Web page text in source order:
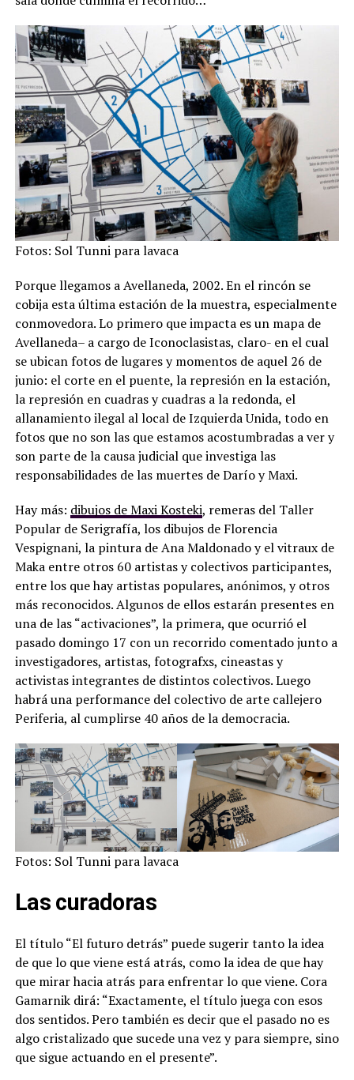
Fotos: Sol Tunni para lavaca
Porque llegamos a Avellaneda, 2002. En el rincón se
cobija esta última estación de la muestra, especialmente
conmovedora. Lo primero que impacta es un mapa de
Avellaneda– a cargo de Iconoclasistas, claro- en el cual
se ubican fotos de lugares y momentos de aquel 26 de
junio: el corte en el puente, la represión en la estación,
la represión en cuadras y cuadras a la redonda, el
allanamiento ilegal al local de Izquierda Unida, todo en
fotos que no son las que estamos acostumbradas a ver y
son parte de la causa judicial que investiga las
responsabilidades de las muertes de Darío y Maxi.
Hay más: dibujos de Maxi Kosteki, remeras del Taller
Popular de Serigrafía, los dibujos de Florencia
Vespignani, la pintura de Ana Maldonado y el vitraux de
Maka entre otros 60 artistas y colectivos participantes,
entre los que hay artistas populares, anónimos, y otros
más reconocidos. Algunos de ellos estarán presentes en
una de las “activaciones”, la primera, que ocurrió el
pasado domingo 17 con un recorrido comentado junto a
investigadores, artistas, fotografxs, cineastas y
activistas integrantes de distintos colectivos. Luego
habrá una performance del colectivo de arte callejero
Periferia, al cumplirse 40 años de la democracia.
Fotos: Sol Tunni para lavaca
Las curadoras
El título “El futuro detrás” puede sugerir tanto la idea
de que lo que viene está atrás, como la idea de que hay
que mirar hacia atrás para enfrentar lo que viene. Cora
Gamarnik dirá: “Exactamente, el título juega con esos
dos sentidos. Pero también es decir que el pasado no es
algo cristalizado que sucede una vez y para siempre, sino
que sigue actuando en el presente”.